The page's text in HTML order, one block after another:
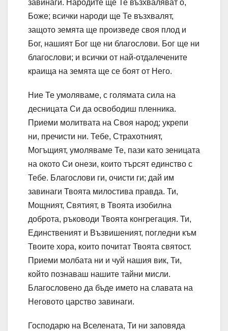
завинаги. Народите ще Те възхваляват о,
Боже; всички народи ще Те възхвалят,
защото земята ще произведе своя плод и
Бог, нашият Бог ще ни благослови. Бог ще ни
благослови; и всички от най-отдалечените
краища на земята ще се боят от Него.
Ние Те умоляваме, с голямата сила на
десницата Си да освободиш пленника.
Приеми молитвата на Своя народ; укрепи
ни, пречисти ни. Тебе, Страхотният,
Могъщият, умоляваме Те, пази като зеницата
на окото Си онези, които търсят единство с
Тебе. Благослови ги, очисти ги; дай им
завинаги Твоята милостива правда. Ти,
Мощният, Святият, в Твоята изобилна
доброта, ръководи Твоята конгрегация. Ти,
Единственият и Възвишеният, погледни към
Твоите хора, които почитат Твоята святост.
Приеми молбата ни и чуй нашия вик, Ти,
който познаваш нашите тайни мисли.
Благословено да бъде името на славата на
Неговото царство завинаги.
Господарю на Вселената, Ти ни заповяда